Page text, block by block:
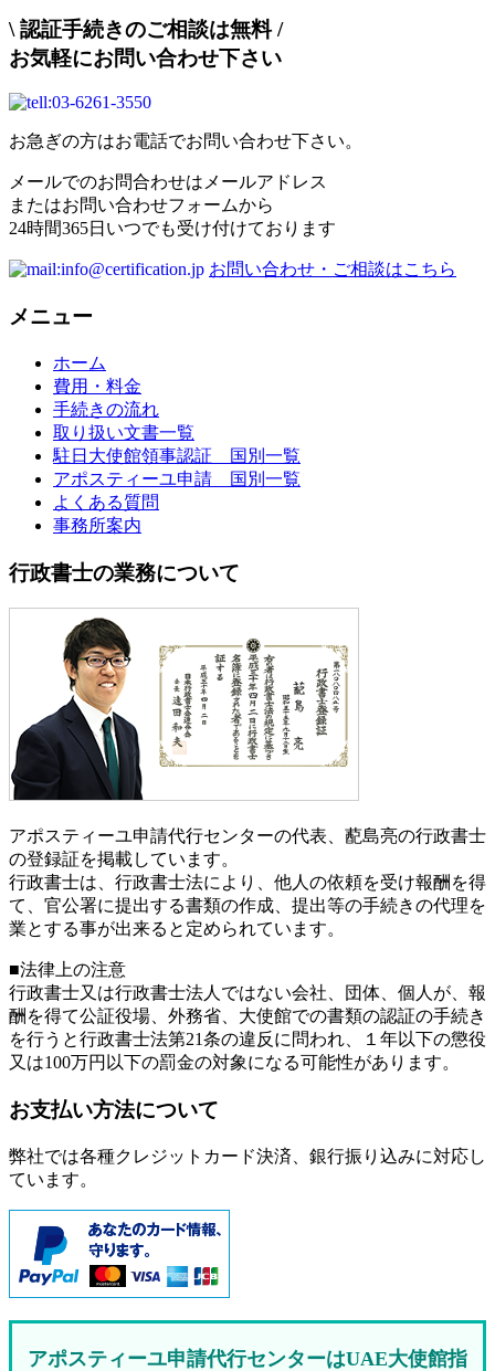
\ 認証手続きのご相談は無料/
お気軽にお問い合わせ下さい
お急ぎの方はお電話でお問い合わせ下さい。
メールでのお問合わせはメールアドレス
またはお問い合わせフォームから
24時間365日いつでも受け付けております
お問い合わせ・ご相談はこちら
メニュー
ホーム
費用・料金
手続きの流れ
取り扱い文書一覧
駐日大使館領事認証 国別一覧
アポスティーユ申請 国別一覧
よくある質問
事務所案内
行政書士の業務について
アポスティーユ申請代行センターの代表、蓜島亮の行政書士
の登録証を掲載しています。
行政書士は、行政書士法により、他人の依頼を受け報酬を得
て、官公署に提出する書類の作成、提出等の手続きの代理を
業とする事が出来ると定められています。
■法律上の注意
行政書士又は行政書士法人ではない会社、団体、個人が、報
酬を得て公証役場、外務省、大使館での書類の認証の手続き
を行うと行政書士法第21条の違反に問われ、
１年以下の懲役
又は100万円以下の罰金の対象になる可能性があります。
お支払い方法について
弊社では各種クレジットカード決済、銀行振り込みに対応し
ています。
アポスティーユ申請代行センターはUAE大使館指